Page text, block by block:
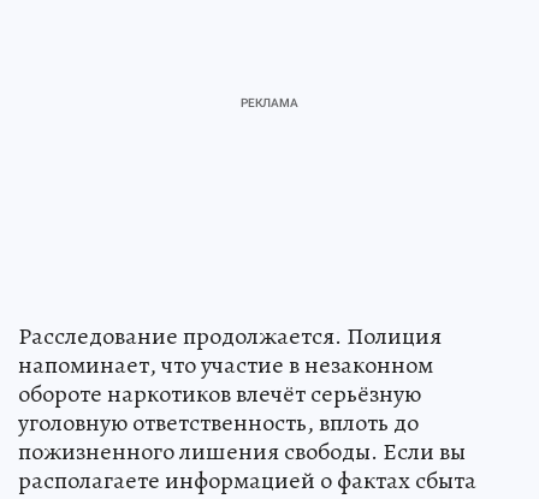
Расследование продолжается. Полиция
напоминает, что участие в незаконном
обороте наркотиков влечёт серьёзную
уголовную ответственность, вплоть до
пожизненного лишения свободы. Если вы
располагаете информацией о фактах сбыта